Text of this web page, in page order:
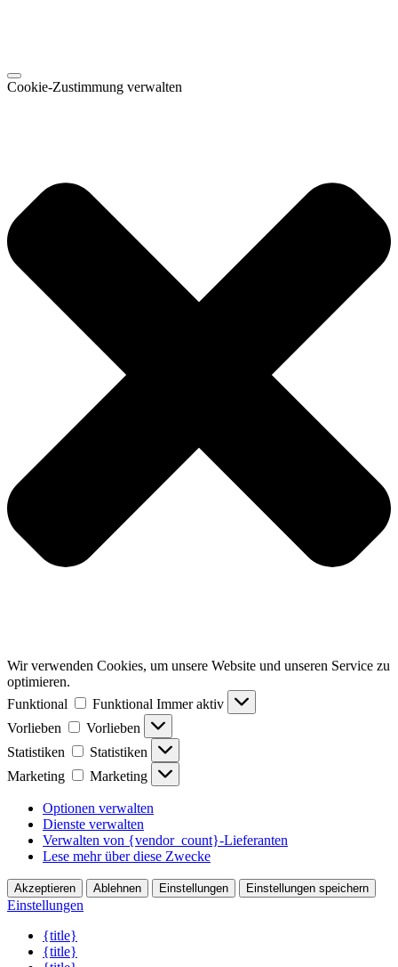
Cookie-Zustimmung verwalten
Wir verwenden Cookies, um unsere Website und unseren Service zu
optimieren.
Funktional
Funktional Immer aktiv
Vorlieben
Vorlieben
Statistiken
Statistiken
Marketing
Marketing
Optionen verwalten
Dienste verwalten
Verwalten von {vendor_count}-Lieferanten
Lese mehr über diese Zwecke
Akzeptieren Ablehnen Einstellungen Einstellungen speichern
Einstellungen
{title}
{title}